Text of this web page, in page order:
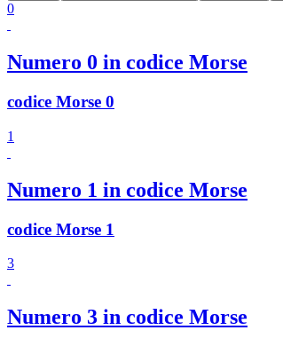
0
Numero 0 in codice Morse
codice Morse 0
1
Numero 1 in codice Morse
codice Morse 1
3
Numero 3 in codice Morse